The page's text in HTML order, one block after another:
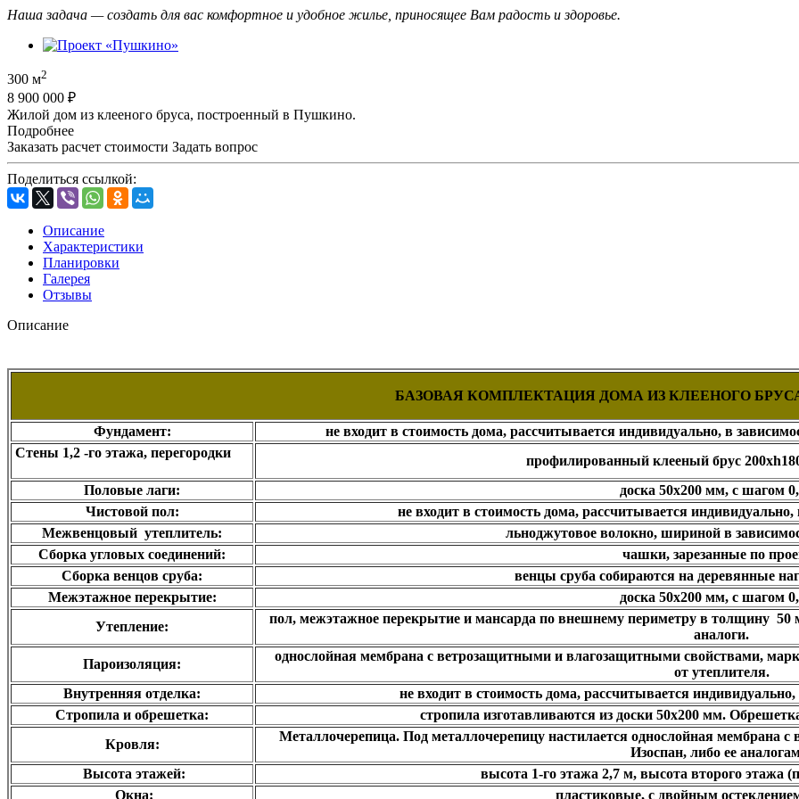
Наша задача — создать для вас комфортное и удобное жилье, приносящее Вам радость и здоровье.
300 м2
8 900 000 ₽
Жилой дом из клееного бруса, построенный в Пушкино.
Подробнее
Заказать расчет стоимости Задать вопрос
Поделиться ссылкой:
Описание
Характеристики
Планировки
Галерея
Отзывы
Описание
БАЗОВАЯ КОМПЛЕКТАЦИЯ ДОМА ИЗ КЛЕЕНОГО
Фундамент:
не входит в стоимость дома, рассчитывается индивидуально, в
Стены 1,2 -го этажа, перегородки
профилированный клееный брус
Половые лаги:
доска 50х200 мм, с шагом
Чистовой пол:
не входит в стоимость дома, рассчитывается
Межвенцовый утеплитель:
льноджутовое волокно, шириной в
Сборка угловых соединений:
чашки, зарезанные по
Сборка венцов сруба:
венцы сруба собираются на деревянные
Межэтажное перекрытие:
доска 50х200 мм, с шагом
Утепление:
пол, межэтажное перекрытие и мансарда по внешнему периметру в толщину 50
аналоги.
Пароизоляция:
однослойная мембрана с ветрозащитными и влагозащитными свойствами,
от утеплителя.
Внутренняя отделка:
не входит в стоимость дома, рассчитывается
Стропила и обрешетка:
стропила изготавливаются из доски 50х200 мм.
Кровля:
Металлочерепица. Под металлочерепицу настилается однослойная
Изоспан, либо ее
Высота этажей:
высота 1-го этажа 2,7 м, высота второго этажа
Окна:
пластиковые, с двойным